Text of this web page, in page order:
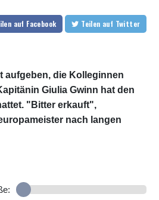
auf Facebook Teilen auf Twitter
aufgeben, die Kolleginnen
Giulia Gwinn hat den
"Bitter erkauft",
nach langen